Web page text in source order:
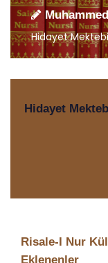
Hidayet
Hidayet
Risale-I Nur
Eklenenler